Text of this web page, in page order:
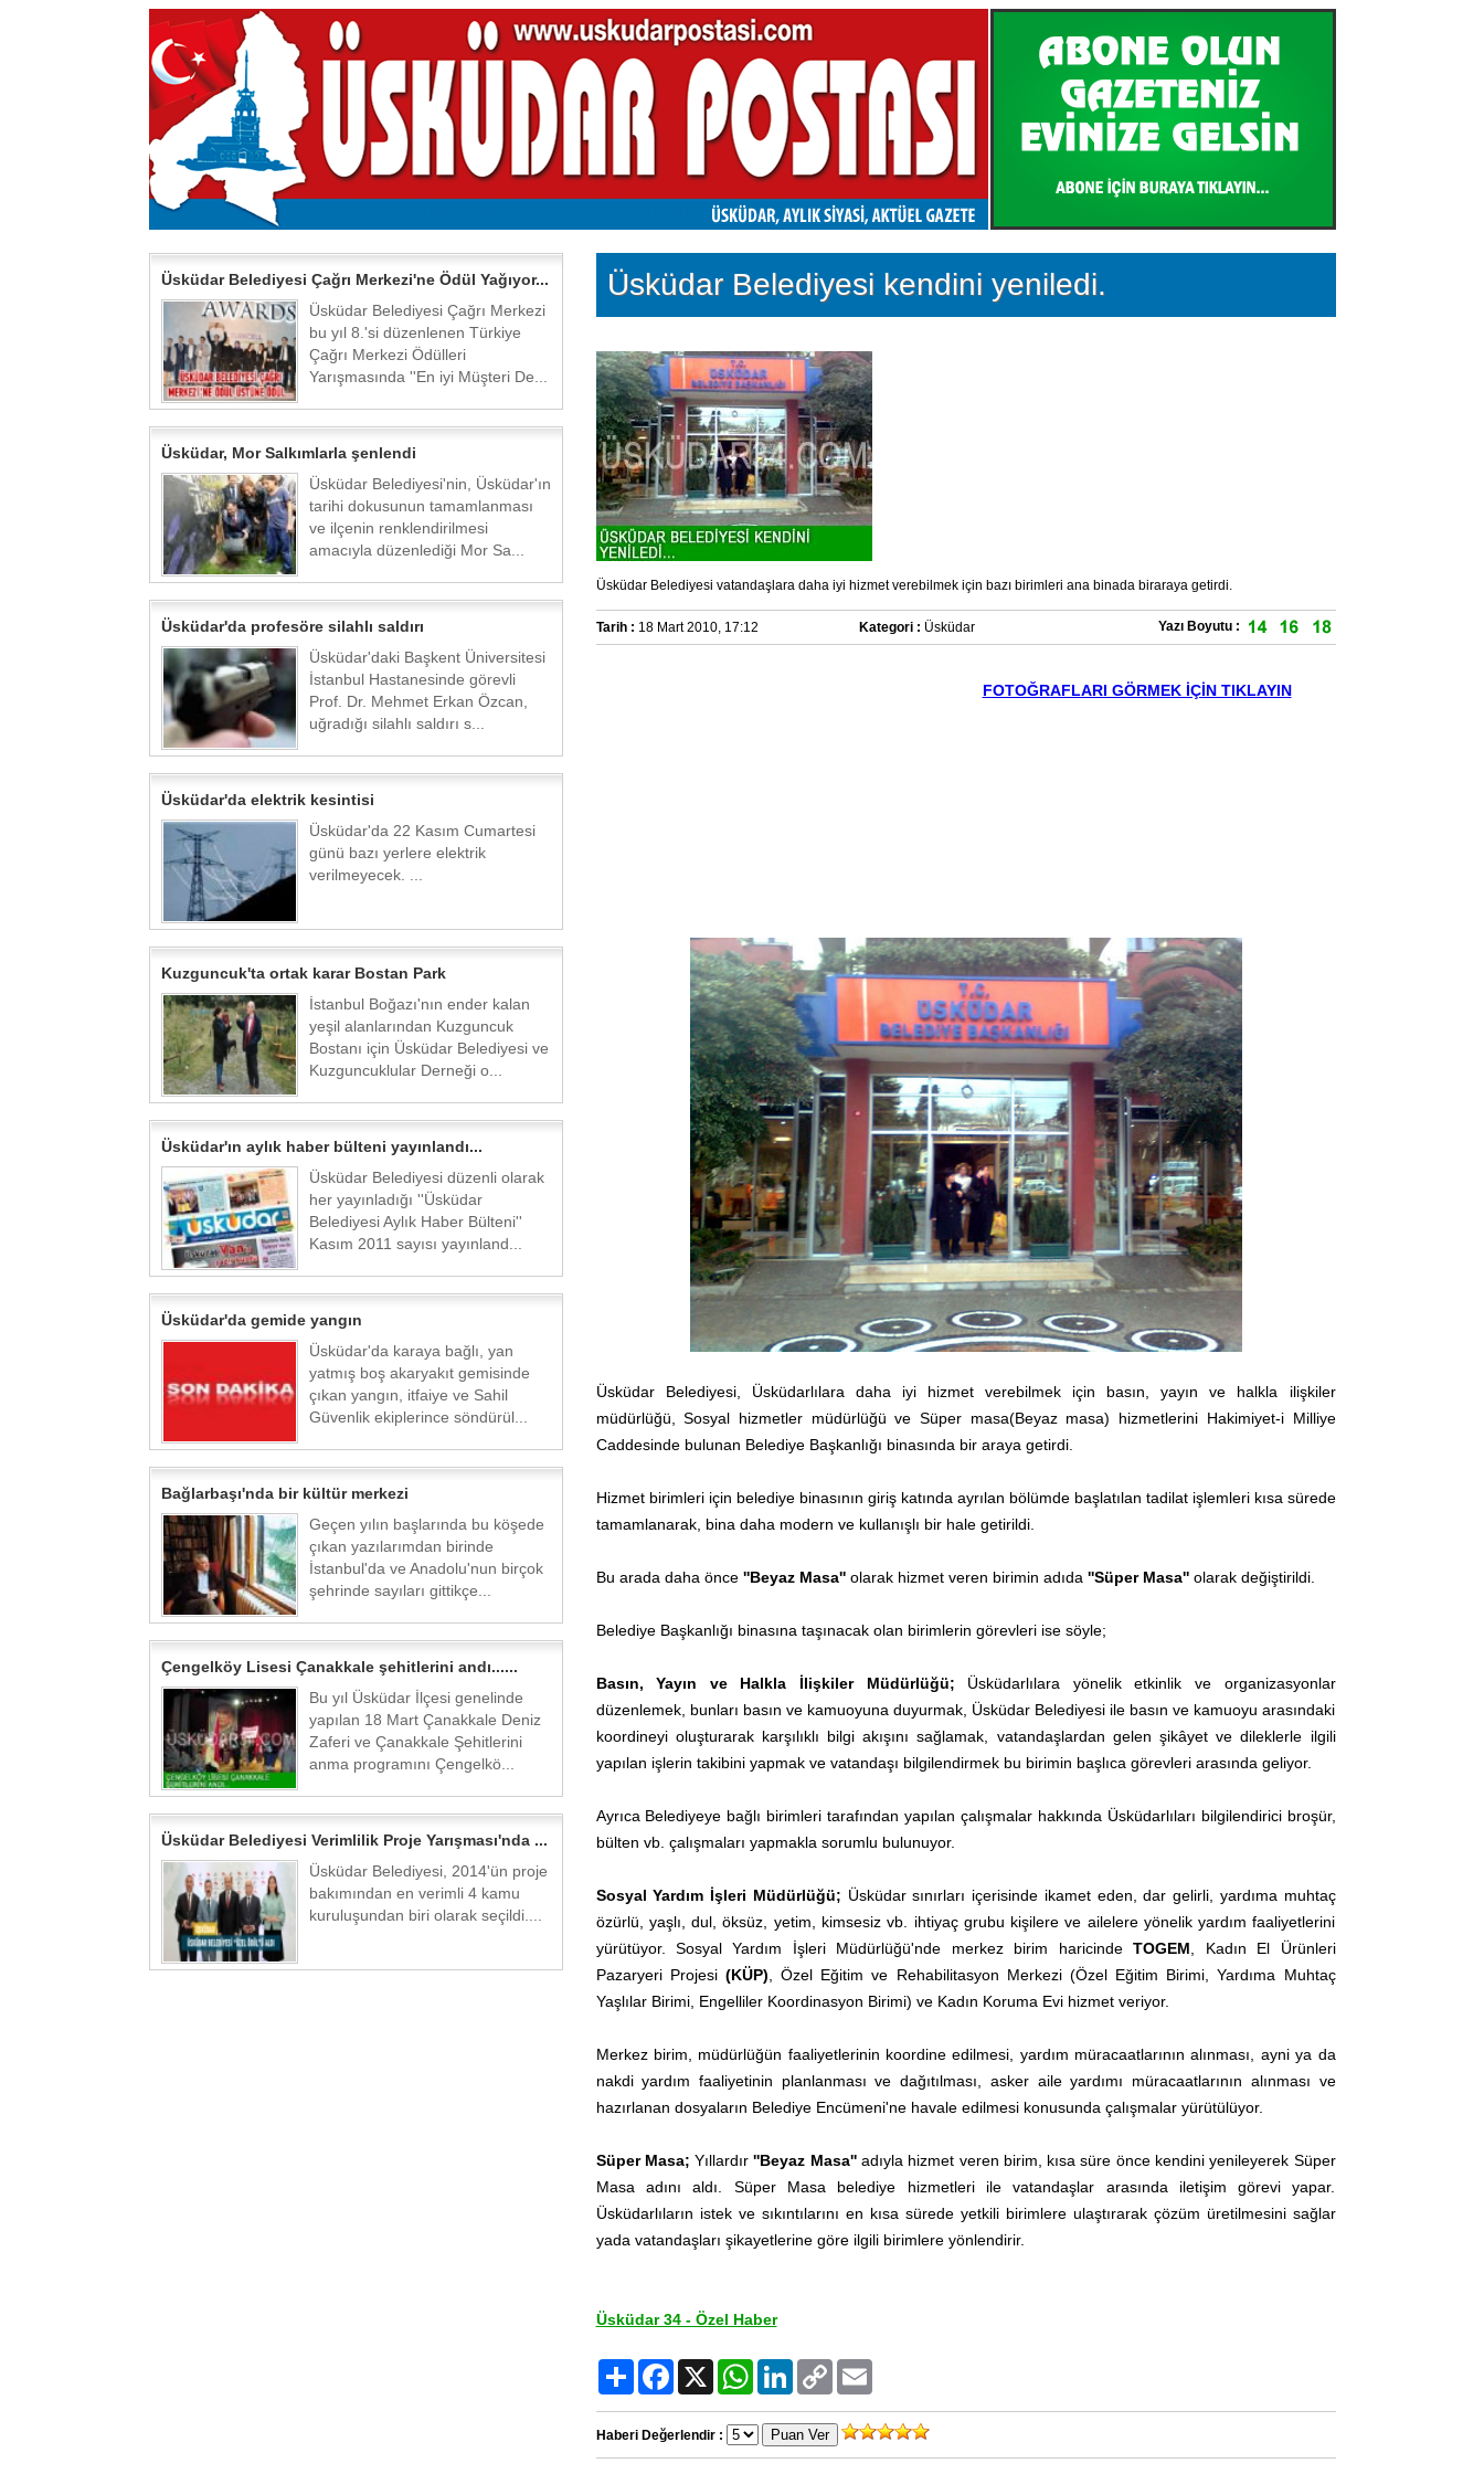
Üsküdar Belediyesi Çağrı Merkezi'ne Ödül Yağıyor...
Üsküdar Belediyesi Çağrı Merkezi
bu yıl 8.'si düzenlenen Türkiye
Çağrı Merkezi Ödülleri
Yarışmasında ''En iyi Müşteri De...
Üsküdar, Mor Salkımlarla şenlendi
Üsküdar Belediyesi'nin, Üsküdar'ın
tarihi dokusunun tamamlanması
ve ilçenin renklendirilmesi
amacıyla düzenlediği Mor Sa...
Üsküdar'da profesöre silahlı saldırı
Üsküdar'daki Başkent Üniversitesi
İstanbul Hastanesinde görevli
Prof. Dr. Mehmet Erkan Özcan,
uğradığı silahlı saldırı s...
Üsküdar'da elektrik kesintisi
Üsküdar'da 22 Kasım Cumartesi
günü bazı yerlere elektrik
verilmeyecek. ...
Kuzguncuk'ta ortak karar Bostan Park
İstanbul Boğazı'nın ender kalan
yeşil alanlarından Kuzguncuk
Bostanı için Üsküdar Belediyesi ve
Kuzguncuklular Derneği o...
Üsküdar'ın aylık haber bülteni yayınlandı...
Üsküdar Belediyesi düzenli olarak
her yayınladığı ''Üsküdar
Belediyesi Aylık Haber Bülteni''
Kasım 2011 sayısı yayınland...
Üsküdar'da gemide yangın
Üsküdar'da karaya bağlı, yan
yatmış boş akaryakıt gemisinde
çıkan yangın, itfaiye ve Sahil
Güvenlik ekiplerince söndürül...
Bağlarbaşı'nda bir kültür merkezi
Geçen yılın başlarında bu köşede
çıkan yazılarımdan birinde
İstanbul'da ve Anadolu'nun birçok
şehrinde sayıları gittikçe...
Çengelköy Lisesi Çanakkale şehitlerini andı......
Bu yıl Üsküdar İlçesi genelinde
yapılan 18 Mart Çanakkale Deniz
Zaferi ve Çanakkale Şehitlerini
anma programını Çengelkö...
Üsküdar Belediyesi Verimlilik Proje Yarışması'nda ...
Üsküdar Belediyesi, 2014'ün proje
bakımından en verimli 4 kamu
kuruluşundan biri olarak seçildi....
Üsküdar Belediyesi kendini yeniledi.
Üsküdar Belediyesi vatandaşlara daha iyi hizmet verebilmek için bazı birimleri ana binada biraraya getirdi.
Tarih : 18 Mart 2010, 17:12 Kategori : Üsküdar Yazı Boyutu :
FOTOĞRAFLARI GÖRMEK İÇİN TIKLAYIN
Üsküdar Belediyesi, Üsküdarlılara daha iyi hizmet verebilmek için basın, yayın ve halkla ilişkiler
müdürlüğü, Sosyal hizmetler müdürlüğü ve Süper masa(Beyaz masa) hizmetlerini Hakimiyet-i Milliye
Caddesinde bulunan Belediye Başkanlığı binasında bir araya getirdi.
Hizmet birimleri için belediye binasının giriş katında ayrılan bölümde başlatılan tadilat işlemleri kısa sürede
tamamlanarak, bina daha modern ve kullanışlı bir hale getirildi.
Bu arada daha önce ''Beyaz Masa''olarak hizmet veren birimin adıda ''Süper Masa''olarak değiştirildi.
Belediye Başkanlığı binasına taşınacak olan birimlerin görevleri ise söyle;
Basın, Yayın ve Halkla İlişkiler Müdürlüğü; Üsküdarlılara yönelik etkinlik ve organizasyonlar
düzenlemek, bunları basın ve kamuoyuna duyurmak, Üsküdar Belediyesi ile basın ve kamuoyu arasındaki
koordineyi oluşturarak karşılıklı bilgi akışını sağlamak, vatandaşlardan gelen şikâyet ve dileklerle ilgili
yapılan işlerin takibini yapmak ve vatandaşı bilgilendirmek bu birimin başlıca görevleri arasında geliyor.
Ayrıca Belediyeye bağlı birimleri tarafından yapılan çalışmalar hakkında Üsküdarlıları bilgilendirici broşür,
bülten vb. çalışmaları yapmakla sorumlu bulunuyor.
Sosyal Yardım İşleri Müdürlüğü; Üsküdar sınırları içerisinde ikamet eden, dar gelirli, yardıma muhtaç
özürlü, yaşlı, dul, öksüz, yetim, kimsesiz vb. ihtiyaç grubu kişilere ve ailelere yönelik yardım faaliyetlerini
yürütüyor. Sosyal Yardım İşleri Müdürlüğü'nde merkez birim haricindeTOGEM , Kadın El Ürünleri
Pazaryeri Projesi (KÜP) , Özel Eğitim ve Rehabilitasyon Merkezi (Özel Eğitim Birimi, Yardıma Muhtaç
Yaşlılar Birimi, Engelliler Koordinasyon Birimi) ve Kadın Koruma Evi hizmet veriyor.
Merkez birim, müdürlüğün faaliyetlerinin koordine edilmesi, yardım müracaatlarının alınması, ayni ya da
nakdi yardım faaliyetinin planlanması ve dağıtılması, asker aile yardımı müracaatlarının alınması ve
hazırlanan dosyaların Belediye Encümeni'ne havale edilmesi konusunda çalışmalar yürütülüyor.
Süper Masa; Yıllardır''Beyaz Masa''adıyla hizmet veren birim, kısa süre önce kendini yenileyerek Süper
Masa adını aldı. Süper Masa belediye hizmetleri ile vatandaşlar arasında iletişim görevi yapar.
Üsküdarlıların istek ve sıkıntılarını en kısa sürede yetkili birimlere ulaştırarak çözüm üretilmesini sağlar
yada vatandaşları şikayetlerine göre ilgili birimlere yönlendirir.
Üsküdar 34 - Özel Haber
Paylaş Facebook WhatsAppLinkedInCopy
Link
Haberi Değerlendir :